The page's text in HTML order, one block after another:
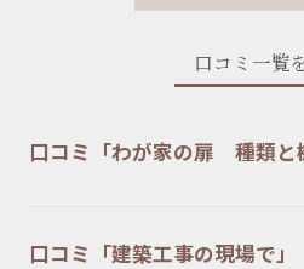
口コミ一覧
口コミ「わが家の扉 種類と
口コミ「建築工事の現場で」